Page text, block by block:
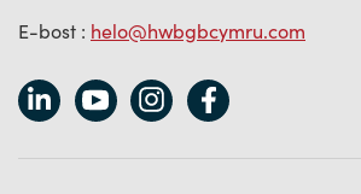
E-bost : helo@hwbgbcymru.com